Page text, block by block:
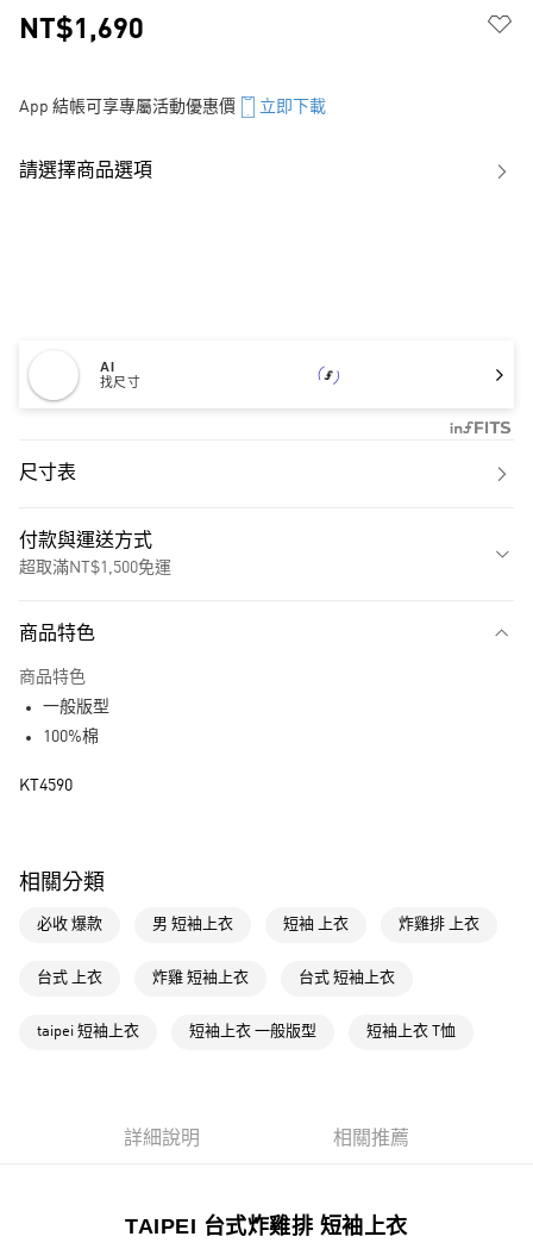
NT$1,690
App 結帳可享專屬活動優惠價 立即下載
請選擇商品選項
AI
找尺寸
尺寸表
付款與運送方式
超取滿NT$1,500免運
LINE Pay
街口支付
全家取貨付款
每筆NT$80，滿NT$1,500(含以上)免運費
每筆NT$80，滿NT$1,500(含以上)免運費
萊爾富取貨付款
每筆NT$80，滿NT$1,500(含以上)免運費
每筆NT$80，滿NT$1,500(含以上)免運費
商品特色
商品特色
一般版型
100%棉
KT4590
相關分類
必收 爆款 男 短袖上衣 短袖 上衣 炸雞排 上衣
台式 上衣 炸雞 短袖上衣 台式 短袖上衣
taipei 短袖上衣 短袖上衣 一般版型 短袖上衣 T恤
詳細說明 相關推薦
TAIPEI 台式炸雞排 短袖上衣